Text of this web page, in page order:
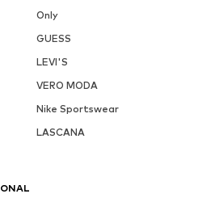
Only
GUESS
LEVI'S
VERO MODA
Nike Sportswear
LASCANA